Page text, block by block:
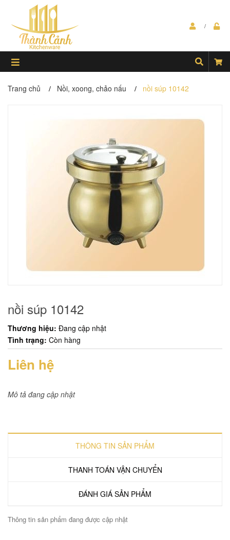
Trang chủ / Nồi, xoong, chảo nấu / nồi súp 10142
nồi súp 10142
Thương hiệu: Đang cập nhật
Tình trạng: Còn hàng
Liên hệ
Mô tả đang cập nhật
THÔNG TIN SẢN PHẨM
THANH TOÁN VẬN CHUYỂN
ĐÁNH GIÁ SẢN PHẨM
Thông tin sản phẩm đang được cập nhật